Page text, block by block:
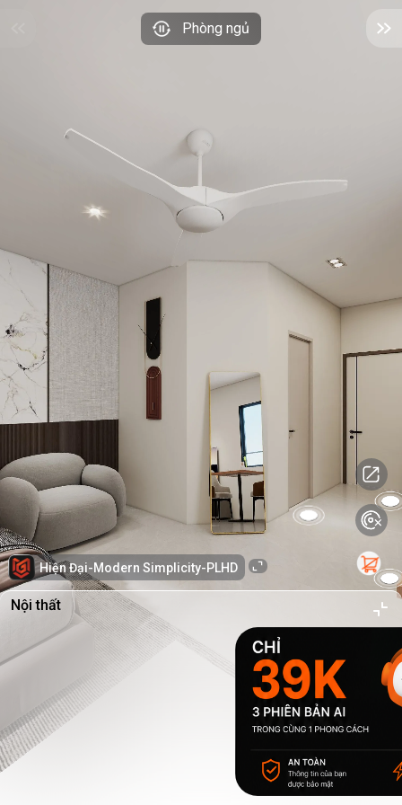
Phòng ngủ
Hiện Đại-Modern Simplicity-PLHD
Nội thất